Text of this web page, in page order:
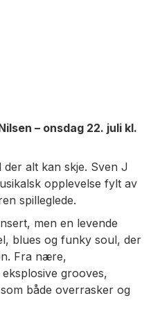
– onsdag 22. juli kl.
alt kan skje. Sven J
opplevelse fylt av
spilleglede.
men en levende
blues og funky soul, der
Fra nære,
grooves,
både overrasker og